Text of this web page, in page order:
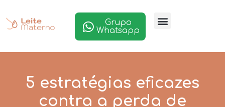
Grupo
Whatsapp
5 estratégias eficazes
contra a perda de